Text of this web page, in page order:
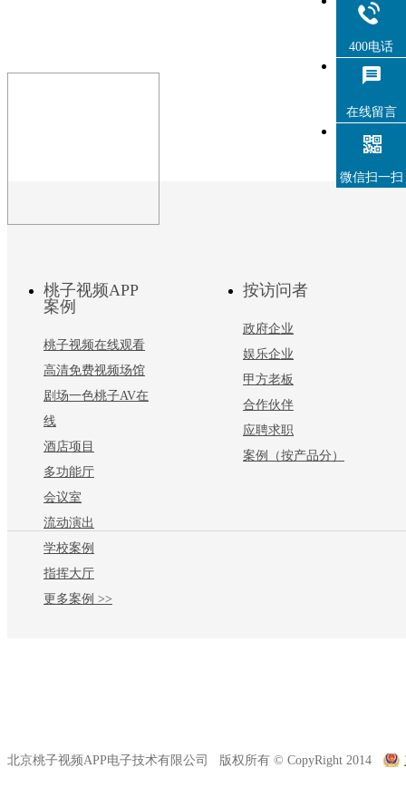
桃子视频APP
案例
桃子视频在线观看
高清免费视频场馆
剧场一色桃子AV在
线
酒店项目
多功能厅
会议室
流动演出
学校案例
指挥大厅
更多案例 >>
按访问者
政府企业
娱乐企业
甲方老板
合作伙伴
应聘求职
案例（按产品分）
北京桃子视频APP电子技术有限公司 版权所有 © CopyRight 2014
400电话
在线留言
微信扫一扫